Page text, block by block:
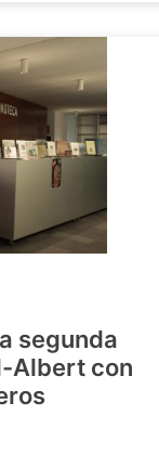
segunda
Albert con